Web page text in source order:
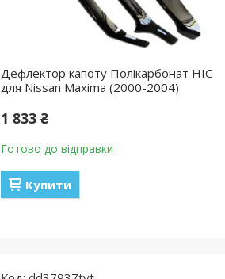
Дефлектор капоту Полікарбонат HIC
для Nissan Maxima (2000-2004)
1 833 ₴
Готово до відправки
Купити